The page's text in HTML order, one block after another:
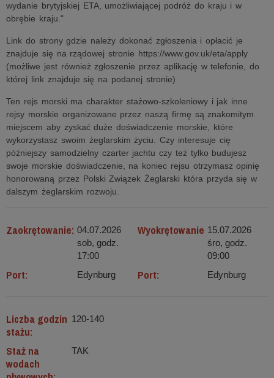
wydanie brytyjskiej ETA, umożliwiającej podróż do kraju i w
obrębie kraju."
Link do strony gdzie należy dokonać zgłoszenia i opłacić je
znajduje się na rządowej stronie https://www.gov.uk/eta/apply
(możliwe jest również zgłoszenie przez aplikację w telefonie, do
której link znajduje się na podanej stronie)
Ten rejs morski ma charakter stażowo-szkoleniowy i jak inne
rejsy morskie organizowane przez naszą firmę są znakomitym
miejscem aby zyskać duże doświadczenie morskie, które
wykorzystasz swoim żeglarskim życiu. Czy interesuje cię
późniejszy samodzielny czarter jachtu czy też tylko budujesz
swoje morskie doświadczenie, na koniec rejsu otrzymasz opinię
honorowaną przez Polski Związek Żeglarski która przyda się w
dalszym żeglarskim rozwoju.
Zaokrętowanie: 04.07.2026
sob, godz.
17:00
Wyokrętowanie 15.07.2026
śro, godz.
09:00
Port: Edynburg Port: Edynburg
Liczba godzin
stażu:
120-140
Staż na
wodach
TAK